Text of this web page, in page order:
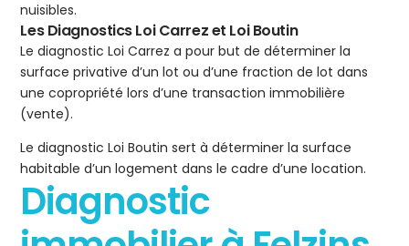
nuisibles.
Les Diagnostics Loi Carrez et Loi Boutin
Le diagnostic Loi Carrez a pour but de déterminer la
surface privative d’un lot ou d’une fraction de lot dans
une copropriété lors d’une transaction immobilière
(vente).
Le diagnostic Loi Boutin sert à déterminer la surface
habitable d’un logement dans le cadre d’une location.
Diagnostic